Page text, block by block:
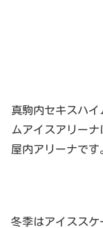
真駒内セキスハ
ムアイスアリー
屋内アリーナです
冬季はアイススケ